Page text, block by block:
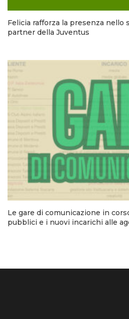
Felicia rafforza la presenza nello
partner della Juventus
Le gare di comunicazione in
pubblici e i nuovi incarichi alle